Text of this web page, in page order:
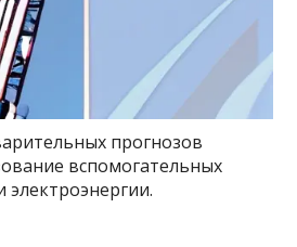
прогнозов
вспомогательных
электроэнергии.